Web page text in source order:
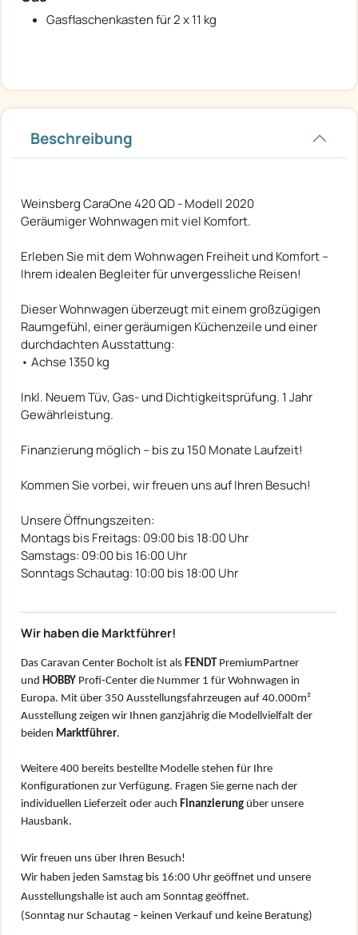
Gasflaschenkasten für 2 x 11 kg
Beschreibung
Weinsberg CaraOne 420 QD - Modell 2020
Geräumiger Wohnwagen mit viel Komfort.
Erleben Sie mit dem Wohnwagen Freiheit und Komfort –
Ihrem idealen Begleiter für unvergessliche Reisen!
Dieser Wohnwagen überzeugt mit einem großzügigen
Raumgefühl, einer geräumigen Küchenzeile und einer
durchdachten Ausstattung:
• Achse 1350 kg
Inkl. Neuem Tüv, Gas- und Dichtigkeitsprüfung. 1 Jahr
Gewährleistung.
Finanzierung möglich – bis zu 150 Monate Laufzeit!
Kommen Sie vorbei, wir freuen uns auf Ihren Besuch!
Unsere Öffnungszeiten:
Montags bis Freitags: 09:00 bis 18:00 Uhr
Samstags: 09:00 bis 16:00 Uhr
Sonntags Schautag: 10:00 bis 18:00 Uhr
Wir haben die Marktführer!
Das Caravan Center Bocholt ist als FENDTPremiumPartner
und HOBBY Profi-Center die Nummer 1 für Wohnwagen in
Europa. Mit über 350 Ausstellungsfahrzeugen auf 40.000m²
Ausstellung zeigen wir Ihnen ganzjährig die Modellvielfalt der
beiden Marktführer.
Weitere 400 bereits bestellte Modelle stehen für Ihre
Konfigurationen zur Verfügung. Fragen Sie gerne nach der
individuellen Lieferzeit oder auch Finanzierung über unsere
Hausbank.
Wir freuen uns über Ihren Besuch!
Wir haben jeden Samstag bis 16:00 Uhr geöffnet und unsere
Ausstellungshalle ist auch am Sonntag geöffnet.
(Sonntag nur Schautag – keinen Verkauf und keine Beratung)